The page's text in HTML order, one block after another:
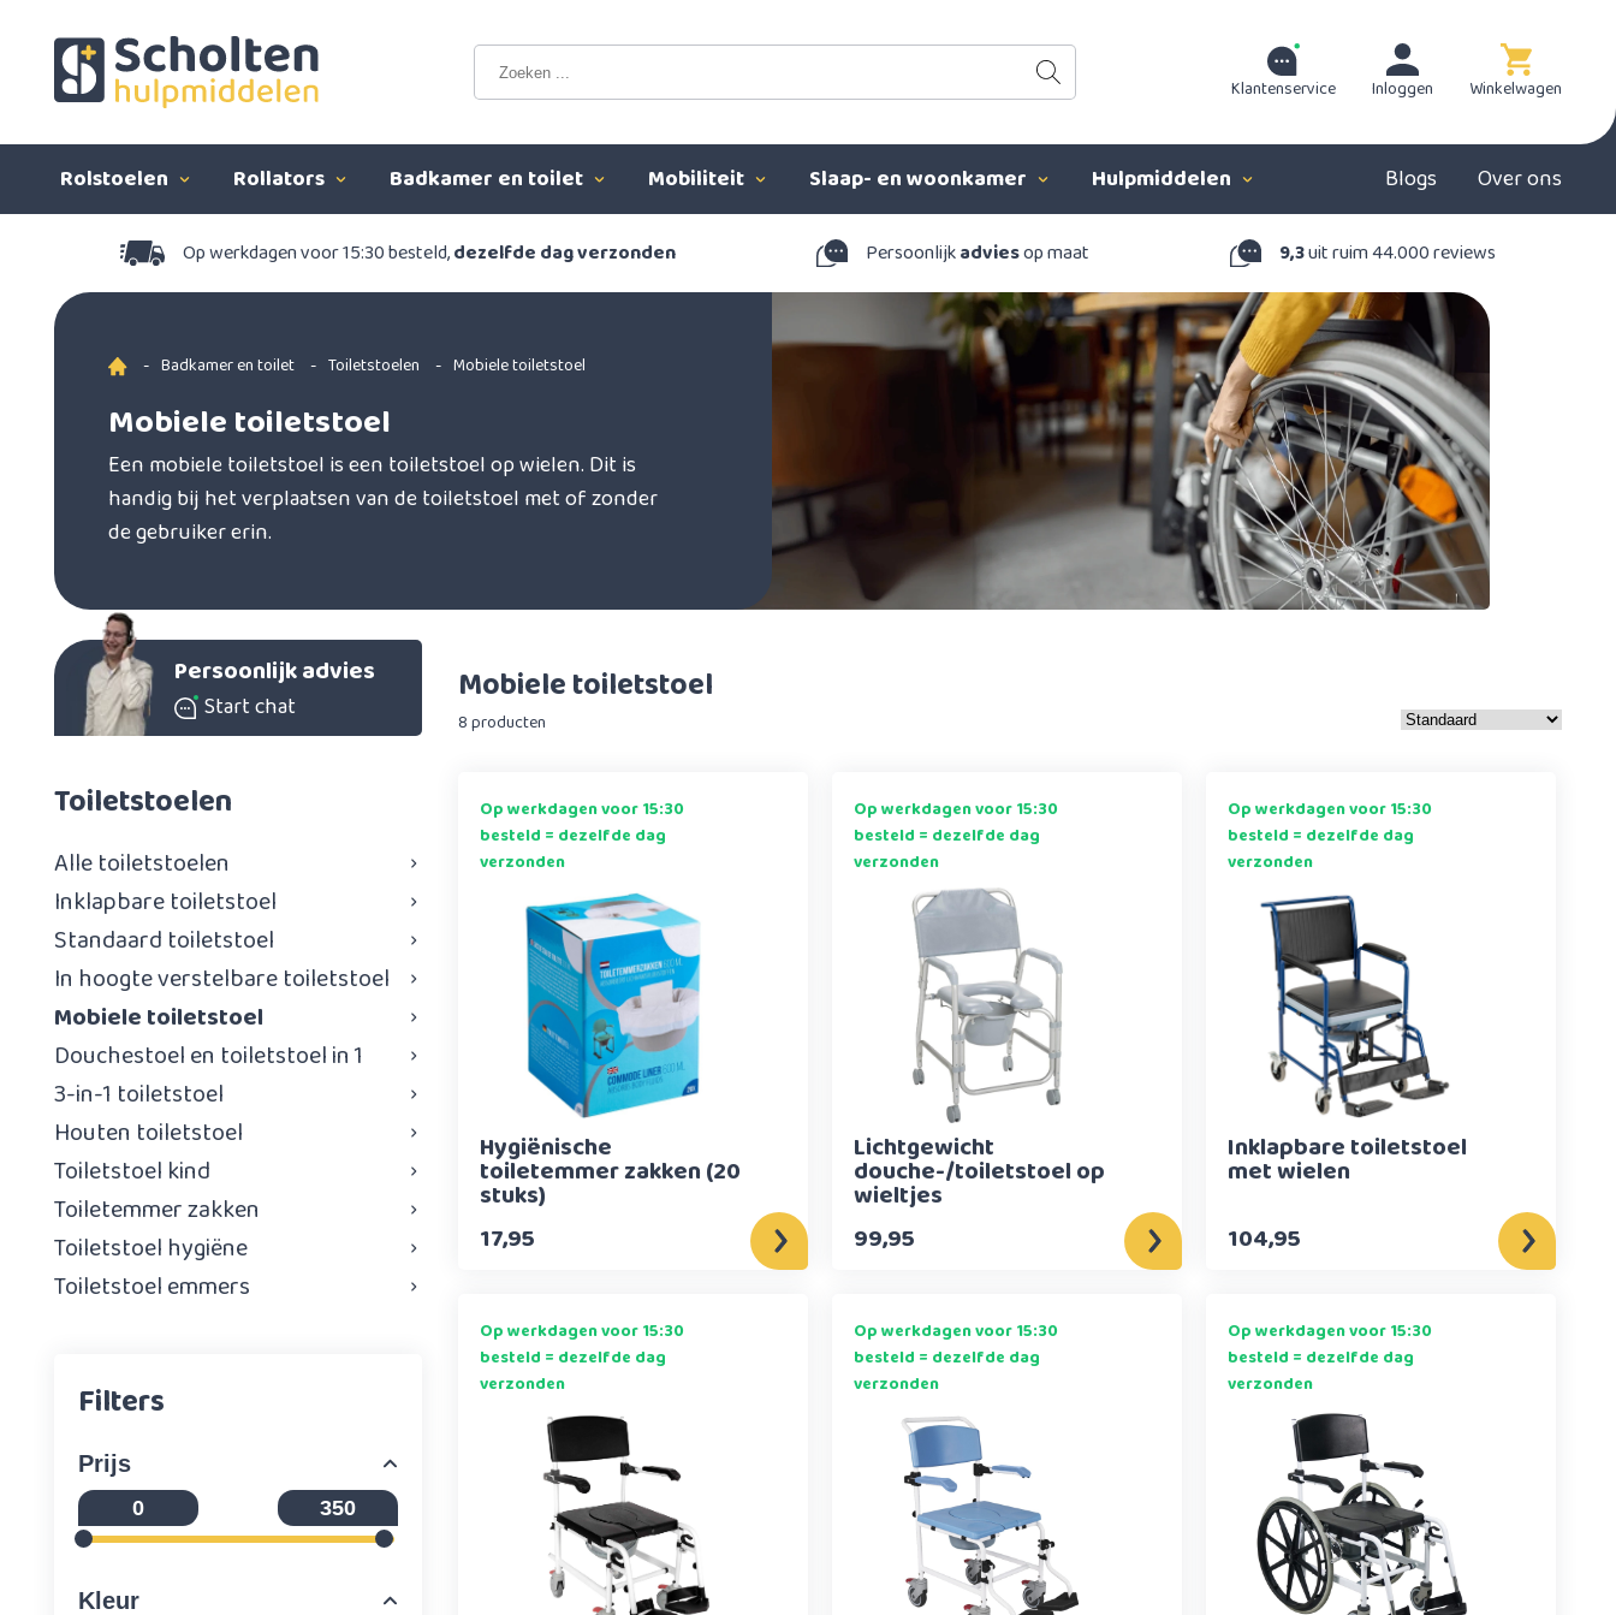
Klantenservice Inloggen Winkelwagen
Rolstoelen Rollators Badkamer en toilet Mobiliteit Slaap- en woonkamer Hulpmiddelen Blogs Over ons
Op werkdagen voor 15:30 besteld,dezelfde dag verzonden Persoonlijkadviesop maat 9,3uit ruim 44.000 reviews
- Badkamer en toilet - Toiletstoelen - Mobiele toiletstoel
Mobiele toiletstoel
Een mobiele toiletstoel is een toiletstoel op wielen. Dit is
handig bij het verplaatsen van de toiletstoel met of zonder
de gebruiker erin.
Persoonlijk advies
Start chat
Toiletstoelen
Alle toiletstoelen
Inklapbare toiletstoel
Standaard toiletstoel
In hoogte verstelbare toiletstoel
Mobiele toiletstoel
Douchestoel en toiletstoel in 1
3-in-1 toiletstoel
Houten toiletstoel
Toiletstoel kind
Toiletemmer zakken
Toiletstoel hygiëne
Toiletstoel emmers
Filters
Prijs
Kleur
Mobiele toiletstoel
8 producten
Op werkdagen voor 15:30
besteld = dezelfde dag
verzonden
Hygiënische
toiletemmer zakken (20
stuks)
17,95
Op werkdagen voor 15:30
besteld = dezelfde dag
verzonden
Lichtgewicht
douche-/toiletstoel op
wieltjes
99,95
Op werkdagen voor 15:30
besteld = dezelfde dag
verzonden
Inklapbare toiletstoel
met wielen
104,95
Op werkdagen voor 15:30
besteld = dezelfde dag
verzonden
Op werkdagen voor 15:30
besteld = dezelfde dag
verzonden
Op werkdagen voor 15:30
besteld = dezelfde dag
verzonden